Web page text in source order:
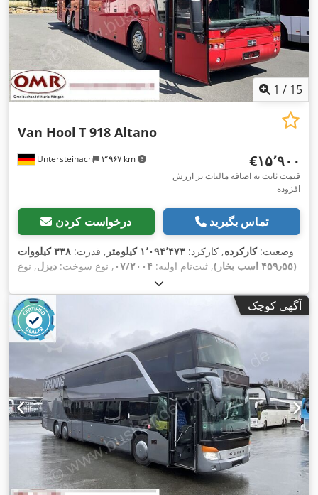
1 / 15
Untersteinach ۳٬۹۶۷ km
Van Hool T 918 Altano
‎€۱۵٬۹۰۰
قیمت ثابت به اضافه مالیات بر ارزش
افزوده
درخواست کردن تماس بگیرید
وضعیت:کارکرده, کارکرد: ۱٬۰۹۴٬۴۷۳ کیلومتر , قدرت:
۳۳۸ کیلووات
(۴۵۹٫۵۵ اسب بخار)
, ثبت‌نام اولیه: ۰۷/۲۰۰۴ , نوع سوخت: دیزل, نوع
, کلاس انتشار:یورو ۳
سال ساخت:۲۰۰۴, تجهیزات:اتصال یدک‌کش, اِی‌بی‌اِس‎, تهویه
مطبوع, فرمان هیدرولیک, قفل مرکزی, چراغ مه شکن, کروز کنترل,
کنترل کشش
آگهی کوچک